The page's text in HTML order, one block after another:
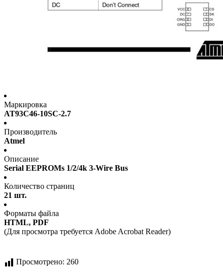
Маркировка
AT93C46-10SC-2.7
Производитель
Atmel
Описание
Serial EEPROMs 1/2/4k 3-Wire Bus
Количество страниц
21 шт.
Форматы файла
HTML, PDF
(Для просмотра требуется Adobe Acrobat Reader)
Просмотрено: 260